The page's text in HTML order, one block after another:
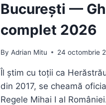
București —
complet 2026
By Adrian Mitu 24 octombrie
Îl știm cu toții ca
din 2017, se cheamă
Regele Mihai I al